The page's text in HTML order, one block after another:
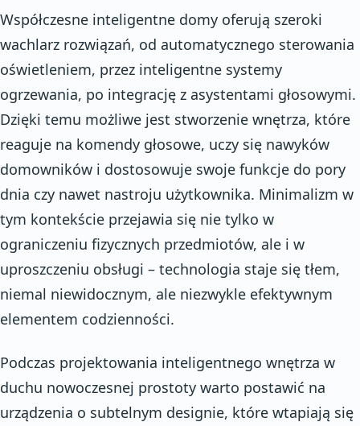
Współczesne inteligentne domy oferują szeroki
wachlarz rozwiązań, od automatycznego sterowania
oświetleniem, przez inteligentne systemy
ogrzewania, po integrację z asystentami głosowymi.
Dzięki temu możliwe jest stworzenie wnętrza, które
reaguje na komendy głosowe, uczy się nawyków
domowników i dostosowuje swoje funkcje do pory
dnia czy nawet nastroju użytkownika. Minimalizm w
tym kontekście przejawia się nie tylko w
ograniczeniu fizycznych przedmiotów, ale i w
uproszczeniu obsługi – technologia staje się tłem,
niemal niewidocznym, ale niezwykle efektywnym
elementem codzienności.
Podczas projektowania inteligentnego wnętrza w
duchu nowoczesnej prostoty warto postawić na
urządzenia o subtelnym designie, które wtapiają się